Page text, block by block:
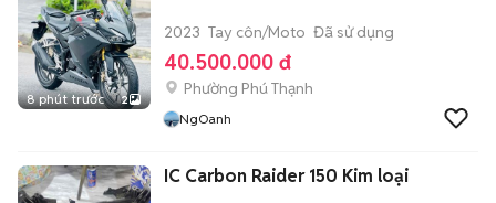
8 phút trước 2
2023 Tay côn/Moto Đã sử dụng
40.500.000 đ
Phường Phú Thạnh
NgOanh
IC Carbon Raider 150 Kim loại